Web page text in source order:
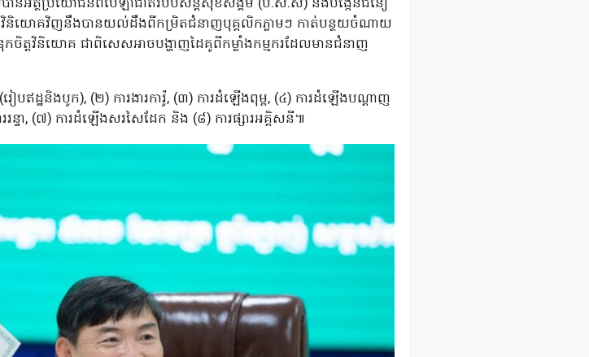
វិនិយោគវិញនឹងបានយល់ដឹងពីកម្រិតជំនាញបុគ្គលិកភ្លាមៗ កាត់បន្ថយចំណាយ
ត្តវិនិយោគ ជាពិសេសអាចបង្ហាញដៃគូពីកម្លាំងកម្មករដែលមានជំនាញ
បឥដ្ឋនិងបូក), (២) ការងារការ៉ូ, (៣) ការដំឡើងពុម្ព, (៤) ការដំឡើងបណ្តាញ
ន្ទា, (៧) ការដំឡើងសរសៃដែក និង (៨) ការផ្សារអគ្គិសនី៕